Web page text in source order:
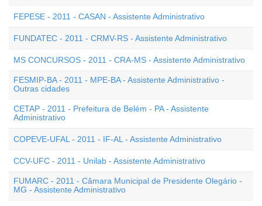
FEPESE - 2011 - CASAN - Assistente Administrativo
FUNDATEC - 2011 - CRMV-RS - Assistente Administrativo
MS CONCURSOS - 2011 - CRA-MS - Assistente Administrativo
FESMIP-BA - 2011 - MPE-BA - Assistente Administrativo -
Outras cidades
CETAP - 2011 - Prefeitura de Belém - PA - Assistente
Administrativo
COPEVE-UFAL - 2011 - IF-AL - Assistente Administrativo
CCV-UFC - 2011 - Unilab - Assistente Administrativo
FUMARC - 2011 - Câmara Municipal de Presidente Olegário -
MG - Assistente Administrativo